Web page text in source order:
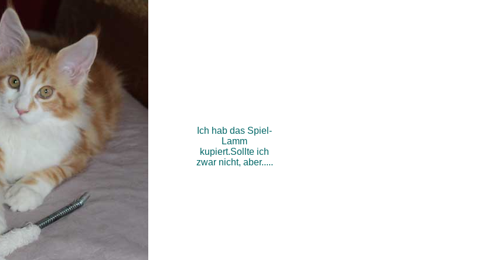
Ich hab das Spiel-
Lamm
kupiert.Sollte ich
zwar nicht, aber.....